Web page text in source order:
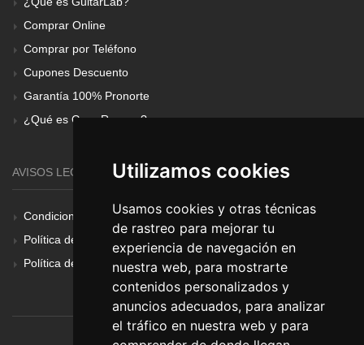
Utilizamos cookies
Usamos cookies y otras técnicas
de rastreo para mejorar tu
experiencia de navegación en
nuestra web, para mostrarte
contenidos personalizados y
anuncios adecuados, para analizar
el tráfico en nuestra web y para
Comprar Online
Comprar por Teléfono
Cupones Descuento
Garantía 100% Pronorte
¿Qué es Gear Renove?
AVISOS LEGALES
Condiciones Generales
Política de Cookies
Política de Privacidad